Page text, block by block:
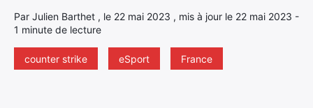
Par Julien Barthet , le 22 mai 2023 , mis à jour le 22 mai 2023 -
1 minute de lecture
counter strike eSport France